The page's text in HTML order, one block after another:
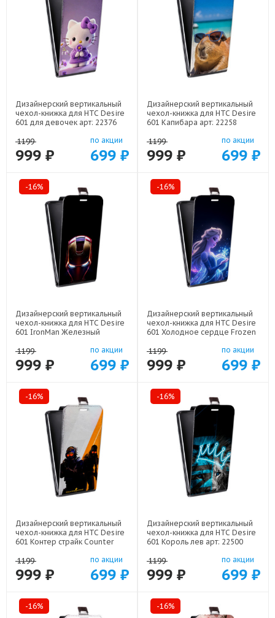
Дизайнерский вертикальный
чехол-книжка для HTC Desire
601 для девочек арт: 22376
1199
999 ₽
по акции
699 ₽
Дизайнерский вертикальный
чехол-книжка для HTC Desire
601 Капибара арт: 22258
1199
999 ₽
по акции
699 ₽
-16%
Дизайнерский вертикальный
чехол-книжка для HTC Desire
601 IronMan Железный
1199
999 ₽
по акции
699 ₽
-16%
Дизайнерский вертикальный
чехол-книжка для HTC Desire
601 Холодное сердце Frozen
1199
999 ₽
по акции
699 ₽
-16%
Дизайнерский вертикальный
чехол-книжка для HTC Desire
601 Контер страйк Counter
1199
999 ₽
по акции
699 ₽
-16%
Дизайнерский вертикальный
чехол-книжка для HTC Desire
601 Король лев арт: 22500
1199
999 ₽
по акции
699 ₽
-16% -16%